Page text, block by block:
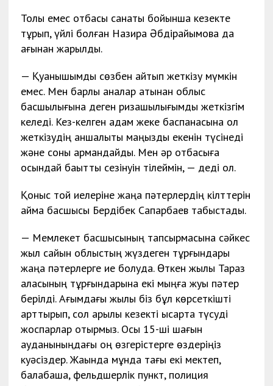
Толық емес отбасы санаты бойынша кезекте
тұрып, үйлі болған Назира Әбдірайымова да
ағынан жарылды.
— Қуанышымды сөзбен айтып жеткізу мүмкін
емес. Мен барлық аналар атынан облыс
басшылығына деген ризашылығымды жеткізгім
келеді. Кез-келген адам жеке баспанасына қол
жеткізудің қаншалықты маңызды екенін түсінеді
және соны армандайды. Мен әр отбасыға
осындай бақытты сезінуін тілеймін, — деді ол.
Қоныс той иелеріне жаңа пәтерлердің кілттерін
аймақ басшысы Бердібек Сапарбаев табыстады.
— Мемлекет басшысының тапсырмасына сәйкес
жыл сайын облыстың жүздеген тұрғындары
жаңа пәтерлерге ие болуда. Өткен жылы Тараз
қаласының тұрғындарына екі мыңға жуық пәтер
берілді. Ағымдағы жылы біз бұл көрсеткішті
арттырып, сол арқылы кезекті қысқарта түсуді
жоспарлар отырмыз. Осы 15-ші шағын
ауданыныңдағы оң өзгерістерге өздеріңіз
куәсіздер. Жақында мұнда тағы екі мектеп,
балабақша, фельдшерлік пункт, полиция